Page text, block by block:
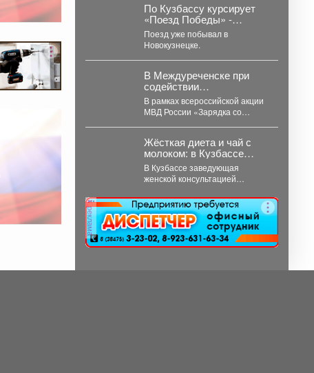
закреплено...
По Кузбассу курсирует
«Поезд Победы» -
передвижной
интерактивный музей,
рассказывающий о
событиях Великой
Отечественной войны.
Поезд уже побывал в
Новокузнецке.
В Междуреченске при
содействии
Общественного совета
полицейские провели
утреннюю зарядку для
детей из лагеря дневного
пребывания
В рамках всероссийской акции
МВД России «Зарядка со
Жёсткая диета и чай с
молоком: в Кузбассе
мамам рассказали
правду о грудном
вскармливании
В Кузбассе заведующая
женской консультацией
популярные мифы о питании
кормящих мам. ...
реклама